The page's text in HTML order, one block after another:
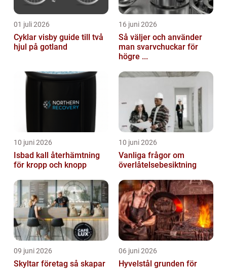
01 juli 2026
Cyklar visby guide till två
hjul på gotland
16 juni 2026
Så väljer och använder
man svarvchuckar för
högre ...
10 juni 2026
Isbad kall återhämtning
för kropp och knopp
10 juni 2026
Vanliga frågor om
överlåtelsebesiktning
09 juni 2026
Skyltar företag så skapar
06 juni 2026
Hyvelstål grunden för